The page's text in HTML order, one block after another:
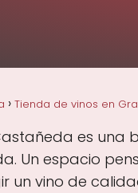
Tienda de vinos en
es una
Un espacio
un vino de